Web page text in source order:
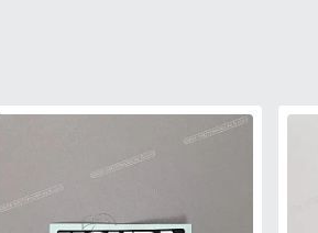
d'origine d'usine élimine le risque
qui protège votre